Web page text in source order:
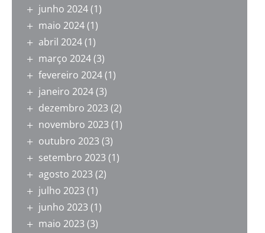
junho 2024(1)
maio 2024(1)
abril 2024(1)
março 2024(3)
fevereiro 2024(1)
janeiro 2024(3)
dezembro 2023 (2)
novembro 2023 (1)
outubro 2023 (3)
setembro 2023 (1)
agosto 2023 (2)
julho 2023 (1)
junho 2023 (1)
maio 2023 (3)